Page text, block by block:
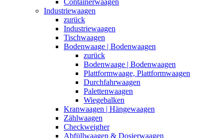
Containerwaagen
Industriewaagen
zurück
Industriewaagen
Tischwaagen
Bodenwaage | Bodenwaagen
zurück
Bodenwaage | Bodenwaagen
Plattformwaage, Plattformwaagen
Durchfahrwaagen
Palettenwaagen
Wiegebalken
Kranwaagen | Hängewaagen
Zählwaagen
Checkweigher
Abfüllwaagen & Dosierwaagen